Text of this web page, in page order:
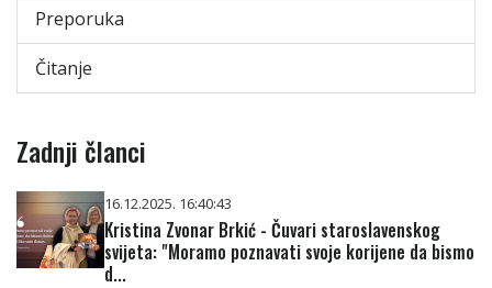
Preporuka
Čitanje
Zadnji članci
16.12.2025. 16:40:43
Kristina Zvonar Brkić - Čuvari staroslavenskog
svijeta: "Moramo poznavati svoje korijene da bismo
d...